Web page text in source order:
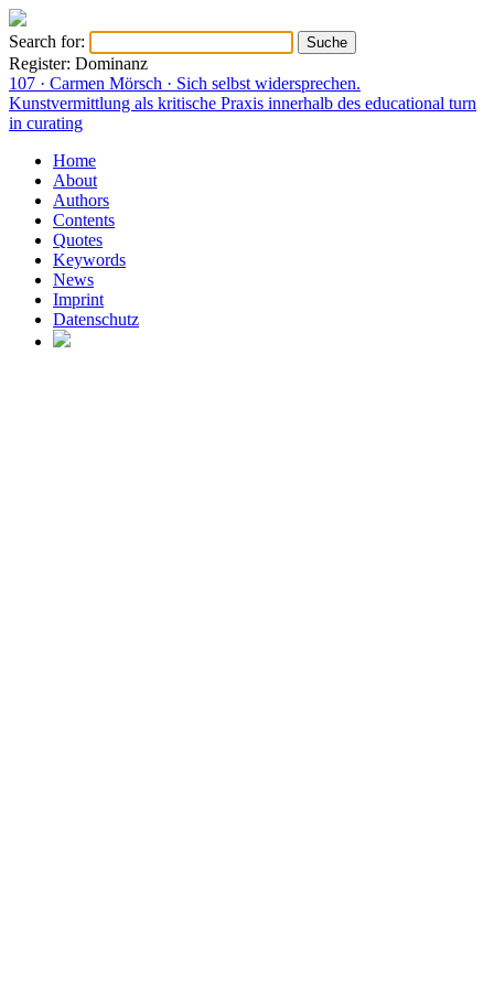
Search for:
Register: Dominanz
107 · Carmen Mörsch · Sich selbst widersprechen.
Kunstvermittlung als kritische Praxis innerhalb des educational turn
in curating
Home
About
Authors
Contents
Quotes
Keywords
News
Imprint
Datenschutz